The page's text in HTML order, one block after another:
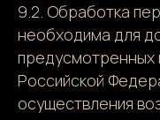
9.2. Обработка
необходима для
Российской
осуществления